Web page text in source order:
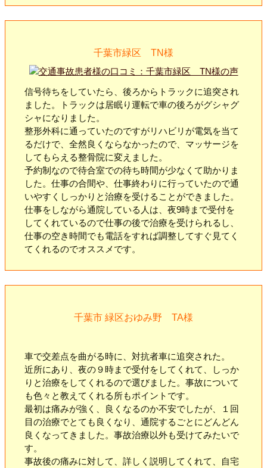
千葉市緑区 TN様
信号待ちをしていたら、後ろからトラックに追突され
ました。トラックは居眠り運転で車の後ろがグシャグ
シャになりました。
整形外科に通っていたのですがリハビリが電気を当て
るだけで、全然良くならなかったので、マッサージを
してもらえる整骨院に変えました。
予約制なので待合室での待ち時間が少なくて助かりま
した。仕事の合間や、仕事終わりに行っていたので通
いやすくしっかりと治療を受けることができました。
仕事をしながら通院している人は、夜9時まで受付を
してくれているので仕事の後で治療を受けられるし、
仕事の空き時間でも電話をすれば調整してすぐ見てく
てくれるのでオススメです。
千葉市 緑区おゆみ野 TA様
車で交差点を曲がる時に、対抗者車に追突された。
近所にあり、夜の９時まで受付をしてくれて、しっか
りと治療をしてくれるので選びました。事故について
も色々と教えてくれる所もポイントです。
最初は痛みが強く、良くなるのか不安でしたが、１回
目の治療でとても良くなり、通院するごとにどんどん
良くなってきました。事故治療以外も受けてみたいで
す。
事故後の痛みに対して、詳しく説明してくれて、自宅